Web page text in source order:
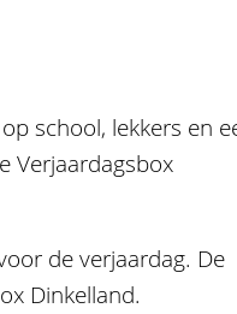
school, lekkers en
Verjaardagsbox
de verjaardag. De
Dinkelland.